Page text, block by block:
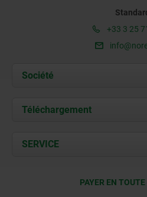
+33 3 25
Société
À propos de nous
Contact
Téléchargement
Documents
SERVICE
PAYER EN